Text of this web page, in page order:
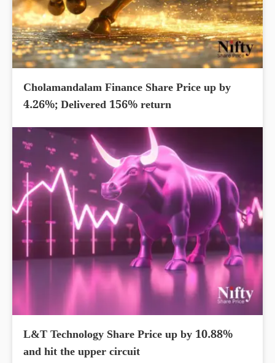
Cholamandalam Finance Share Price up by
4.26%; Delivered 156% return
L&T Technology Share Price up by 10.88%
and hit the upper circuit